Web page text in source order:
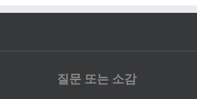
질문 또는 소감